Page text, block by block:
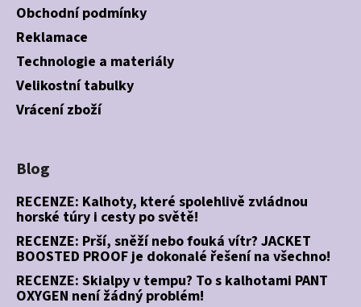
Obchodní podmínky
Reklamace
Technologie a materiály
Velikostní tabulky
Vrácení zboží
Blog
RECENZE: Kalhoty, které spolehlivě zvládnou
horské túry i cesty po světě!
RECENZE: Prší, sněží nebo fouká vítr? JACKET
BOOSTED PROOF je dokonalé řešení na všechno!
RECENZE: Skialpy v tempu? To s kalhotami PANT
OXYGEN není žádný problém!